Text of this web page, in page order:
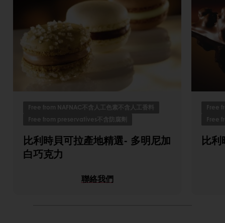
Free from NAFNAC不含人工色素不含人工香料
Free from preservatives不含防腐劑
比利時貝可拉產地精選- 多明尼加
白巧克力
聯絡我們
Free
Free
比